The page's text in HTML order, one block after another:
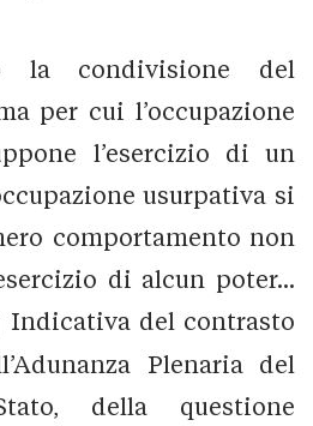
la condivisione del
per cui l’occupazione
l’esercizio di un
usurpativa si
comportamento non
di alcun poter...
Indicativa del contrasto
Plenaria del
della questione